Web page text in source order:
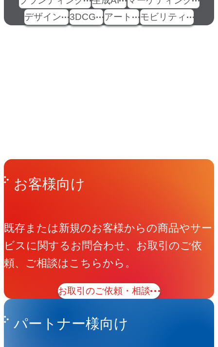
デザイン
3DCG アート モビリティ
Get in Touchお問い合わせ
お客様向け
既存または新規のお客様からの商品やサー
ビスに関するお問合わせ、お取引のご依
頼、ご相談はこちらから。
お取引のご依頼・相談
パートナー様向け